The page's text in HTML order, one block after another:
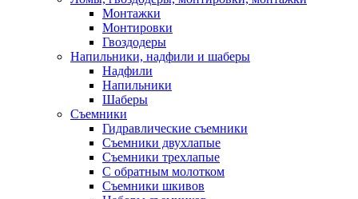
Монтажки
Монтировки
Гвоздодеры
Напильники, надфили и шаберы
Надфили
Напильники
Шаберы
Съемники
Гидравлические съемники
Съемники двухлапые
Съемники трехлапые
С обратным молотком
Съемники шкивов